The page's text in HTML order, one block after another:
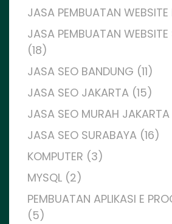
JASA PEMBUATAN
JASA PEMBUATAN
(18)
JASA SEO BANDUNG (11)
JASA SEO JAKARTA (15)
JASA SEO MURAH
JASA SEO SURABAYA (16)
KOMPUTER (3)
MYSQL (2)
PEMBUATAN APLIKASI E
(5)